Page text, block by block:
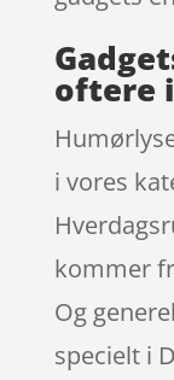
oftere
i vores
kommer
Og
specielt i